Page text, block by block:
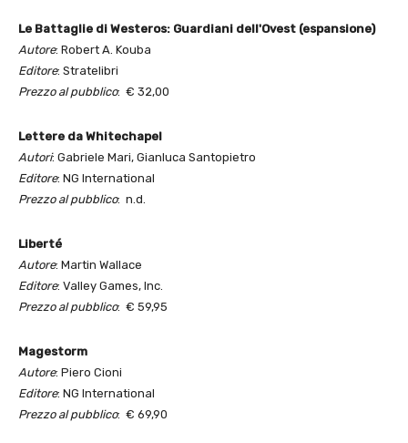
Le Battaglie di Westeros: Guardiani dell'Ovest (espansione)
Autore: Robert A. Kouba
Editore: Stratelibri
Prezzo al pubblico: € 32,00
Lettere da Whitechapel
Autori: Gabriele Mari, Gianluca Santopietro
Editore: NG International
Prezzo al pubblico: n.d.
Liberté
Autore: Martin Wallace
Editore: Valley Games, Inc.
Prezzo al pubblico: € 59,95
Magestorm
Autore: Piero Cioni
Editore: NG International
Prezzo al pubblico: € 69,90